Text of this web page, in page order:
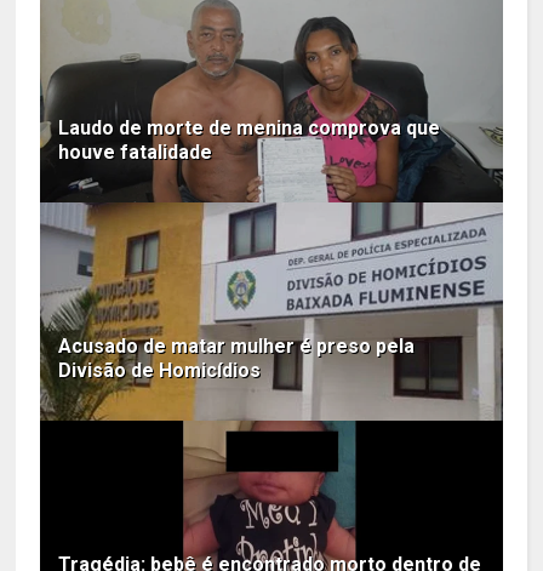
Laudo de morte de menina comprova que
houve fatalidade
Acusado de matar mulher é preso pela
Divisão de Homicídios
Tragédia: bebê é encontrado morto dentro de